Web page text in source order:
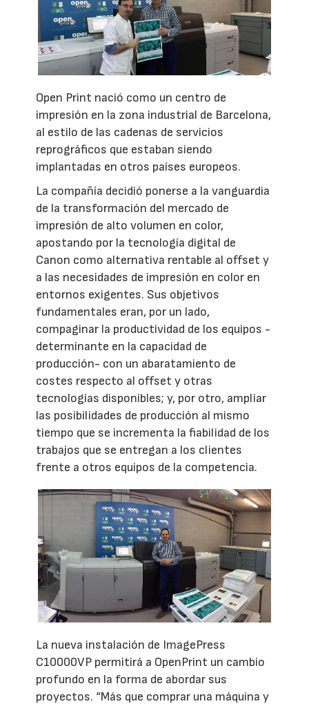
Open Print nació como un centro de
impresión en la zona industrial de Barcelona,
al estilo de las cadenas de servicios
reprográficos que estaban siendo
implantadas en otros países europeos.
La compañía decidió ponerse a la vanguardia
de la transformación del mercado de
impresión de alto volumen en color,
apostando por la tecnología digital de
Canon como alternativa rentable al offset y
a las necesidades de impresión en color en
entornos exigentes. Sus objetivos
fundamentales eran, por un lado,
compaginar la productividad de los equipos -
determinante en la capacidad de
producción- con un abaratamiento de
costes respecto al offset y otras
tecnologías disponibles; y, por otro, ampliar
las posibilidades de producción al mismo
tiempo que se incrementa la fiabilidad de los
trabajos que se entregan a los clientes
frente a otros equipos de la competencia.
La nueva instalación de ImagePress
C10000VP permitirá a OpenPrint un cambio
profundo en la forma de abordar sus
proyectos. “Más que comprar una máquina y